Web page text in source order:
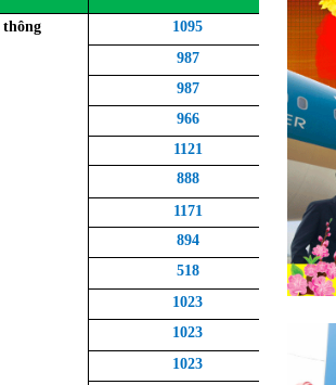
thông
1095
987
987
966
1121
888
1171
894
518
1023
1023
1023